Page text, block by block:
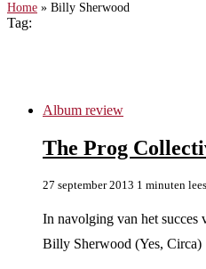
Home » Billy Sherwood
Tag:
Album review
The Prog
27 september 2013 1 minuten
In navolging van het succes
Billy Sherwood (Yes,